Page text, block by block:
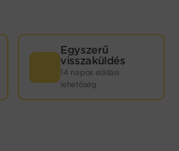
Egyszerű
visszaküldés
14 napos elállási
lehetőség